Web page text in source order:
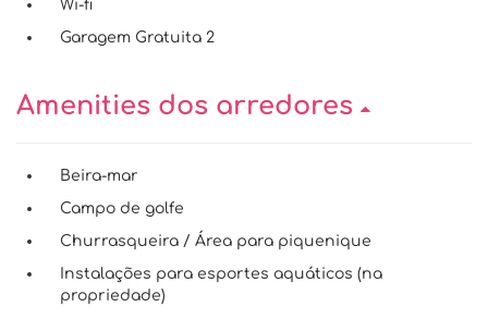
Wi-fi
Garagem Gratuita 2
Amenities dos arredores
Beira-mar
Campo de golfe
Churrasqueira / Área para piquenique
Instalações para esportes aquáticos (na
propriedade)